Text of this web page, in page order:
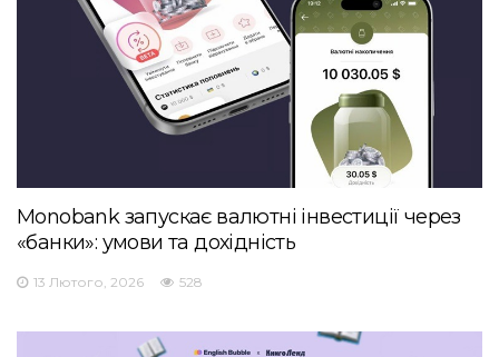
Monobank запускає валютні інвестиції через
«банки»: умови та дохідність
13 Лютого, 2026 528